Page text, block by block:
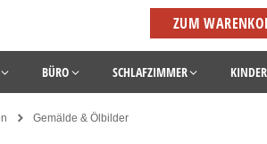
ZUM
BÜRO SCHLAFZIMMER KINDER
Gemälde & Ölbilder